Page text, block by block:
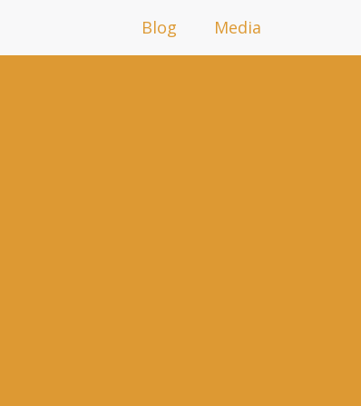
Blog Media